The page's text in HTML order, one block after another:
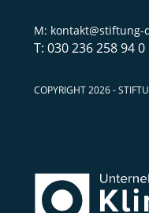
030 236 258 94 0
COPYRIGHT 2026 -